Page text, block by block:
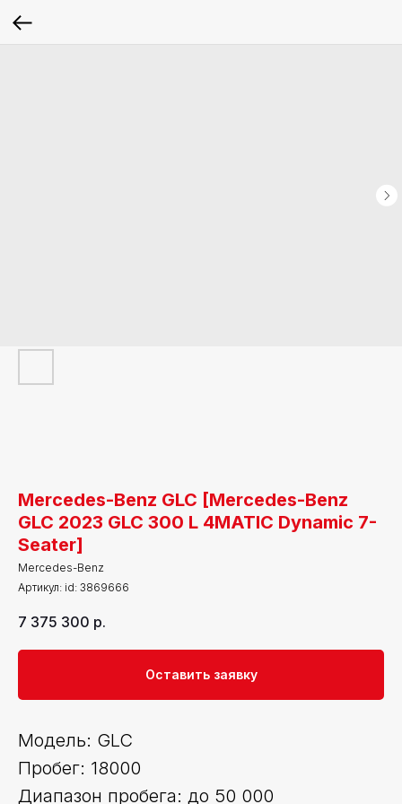
Mercedes-Benz GLC [Mercedes-Benz
GLC 2023 GLC 300 L 4MATIC Dynamic 7-
Seater]
Mercedes-Benz
Артикул: id: 3869666
7 375 300 р.
Оставить заявку
Модель: GLC
Пробег: 18000
Диапазон пробега: до 50 000